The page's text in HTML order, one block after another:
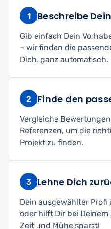
1 Beschreibe
Gib einfach Dein
– wir finden die
Dich, ganz automatisch.
2 Finde den
Vergleiche
Referenzen, um die
Projekt zu finden.
3 Lehne Dich
Dein ausgewählter
oder hilft Dir bei Deinem
Zeit und Mühe sparst!